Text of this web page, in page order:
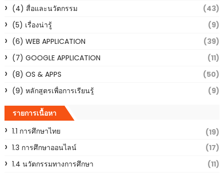
(4) สื่อและนวัตกรรม
(43)
(5) เรื่องน่ารู้
(9)
(6) WEB APPLICATION
(39)
(7) GOOGLE APPLICATION
(11)
(8) OS & APPS
(50)
(9) หลักสูตรเพื่อการเรียนรู้
(9)
รายการเนื้อหา
1.1 การศึกษาไทย
(19)
1.3 การศึกษาออนไลน์
(17)
1.4 นวัตกรรมทางการศึกษา
(11)